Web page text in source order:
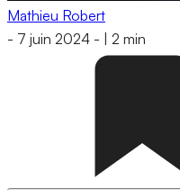
Mathieu Robert
- 7 juin 2024 - 2 min